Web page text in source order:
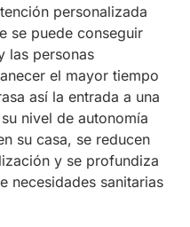
personalizada
se puede conseguir
las personas
el mayor tiempo
así la entrada a una
nivel de autonomía
su casa, se reducen
y se profundiza
necesidades sanitarias